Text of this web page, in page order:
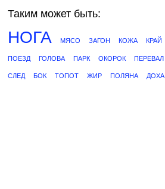
Таким может быть:
НОГА МЯСО ЗАГОН КОЖА КРАЙ
ПОЕЗД ГОЛОВА ПАРК ОКОРОК ПЕРЕВАЛ
СЛЕД БОК ТОПОТ ЖИР ПОЛЯНА ДОХА